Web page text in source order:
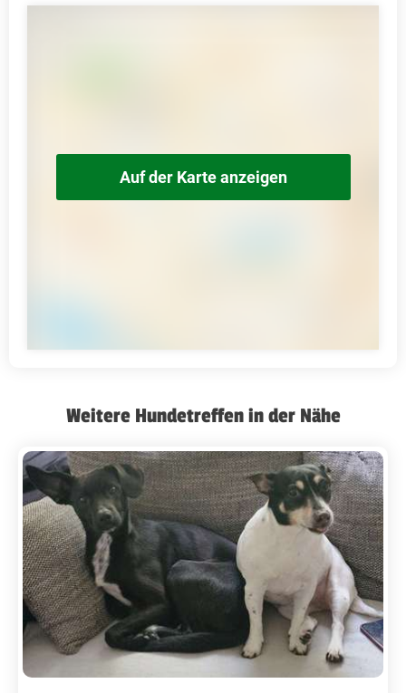
Auf der Karte anzeigen
Weitere Hundetreffen in der Nähe